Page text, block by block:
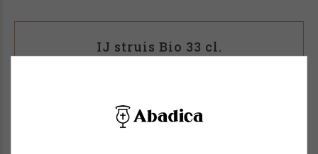
País
Países Bajos(1)
IJ struis Bio 33 cl.